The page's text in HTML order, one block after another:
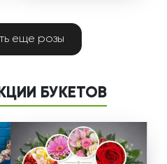
еще розы
БУКЕТОВ